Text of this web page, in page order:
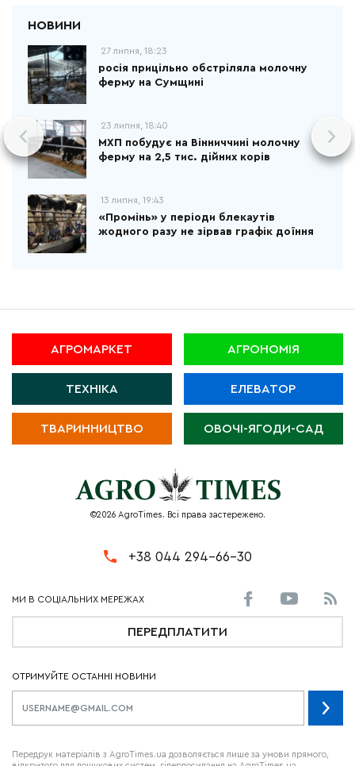
27 липня, 18:23
росія прицільно обстріляла молочну
ферму на Сумщині
23 липня, 18:40
МХП побудує на Вінниччині молочну
ферму на 2,5 тис. дійних корів
13 липня, 19:43
«Промінь» у періоди блекаутів
жодного разу не зірвав графік доїння
АГРОМАРКЕТ АГРОНОМІЯ
ТЕХНІКА ЕЛЕВАТОР
ТВАРИННИЦТВО ОВОЧІ-ЯГОДИ-САД
©2026 AgroTimes. Всі права застережено.
+38 044 294-66-30
ПЕРЕДПЛАТИТИ
ОТРИМУЙТЕ ОСТАННІ НОВИНИ
Передрук матеріалів з AgroTimes.ua дозволяється лише за умови прямого,